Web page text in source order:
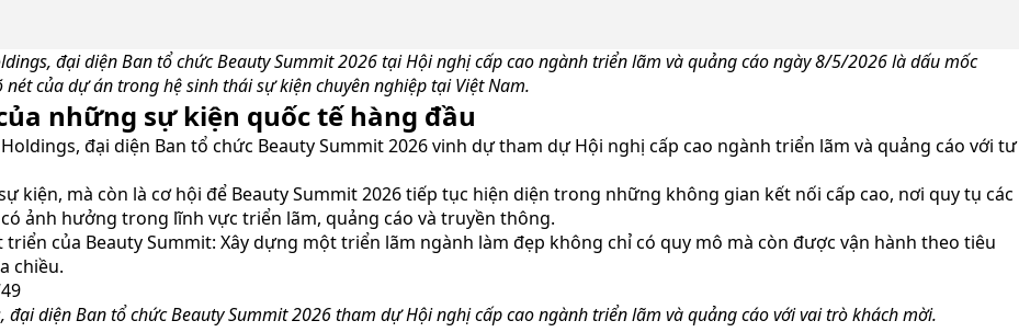
đại diện Ban tổ chức Beauty Summit 2026 tại Hội nghị cấp cao ngành triển lãm và quảng cáo ngày 8/5/2026 là dấu mốc
của dự án trong hệ sinh thái sự kiện chuyên nghiệp tại Việt Nam.
những sự kiện quốc tế hàng đầu
đại diện Ban tổ chức Beauty Summit 2026 vinh dự tham dự Hội nghị cấp cao ngành triển lãm và quảng cáo với tư
mà còn là cơ hội để Beauty Summit 2026 tiếp tục hiện diện trong những không gian kết nối cấp cao, nơi quy tụ các
ảnh hưởng trong lĩnh vực triển lãm, quảng cáo và truyền thông.
của Beauty Summit: Xây dựng một triển lãm ngành làm đẹp không chỉ có quy mô mà còn được vận hành theo tiêu
chiều.
đại diện Ban tổ chức Beauty Summit 2026 tham dự Hội nghị cấp cao ngành triển lãm và quảng cáo với vai trò khách mời.